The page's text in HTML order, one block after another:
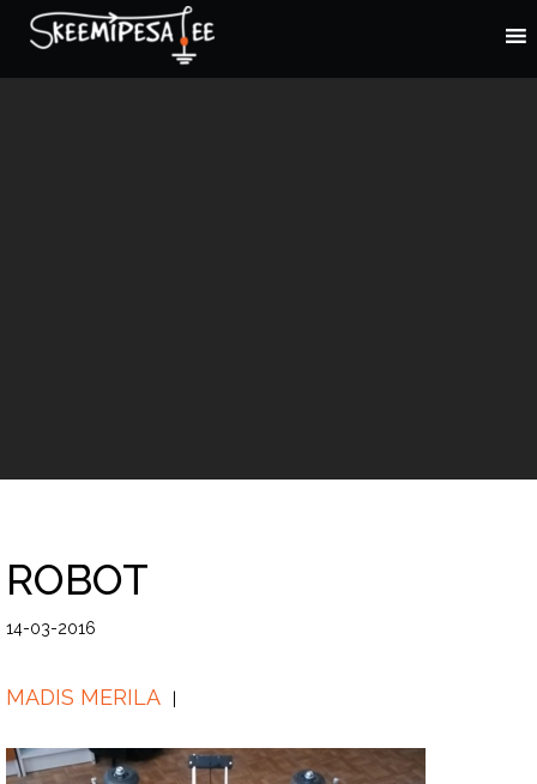
ROBOT
14-03-2016
MADIS MERILA